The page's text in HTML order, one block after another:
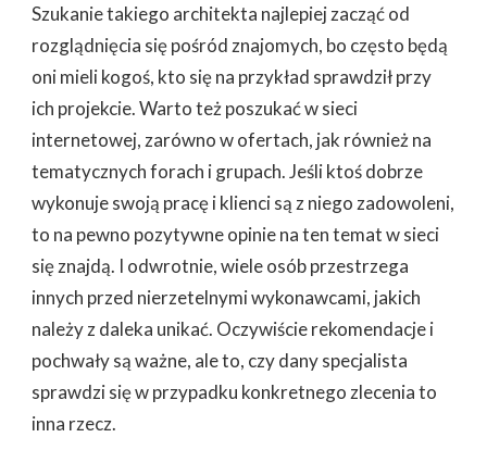
Szukanie takiego architekta najlepiej zacząć od
rozglądnięcia się pośród znajomych, bo często będą
oni mieli kogoś, kto się na przykład sprawdził przy
ich projekcie. Warto też poszukać w sieci
internetowej, zarówno w ofertach, jak również na
tematycznych forach i grupach. Jeśli ktoś dobrze
wykonuje swoją pracę i klienci są z niego zadowoleni,
to na pewno pozytywne opinie na ten temat w sieci
się znajdą. I odwrotnie, wiele osób przestrzega
innych przed nierzetelnymi wykonawcami, jakich
należy z daleka unikać. Oczywiście rekomendacje i
pochwały są ważne, ale to, czy dany specjalista
sprawdzi się w przypadku konkretnego zlecenia to
inna rzecz.